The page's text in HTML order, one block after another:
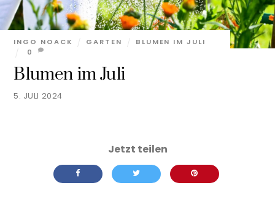
5. JULI 2024
Blumen im Juli
INGO NOACK GARTEN
BLUMEN IM JULI
0